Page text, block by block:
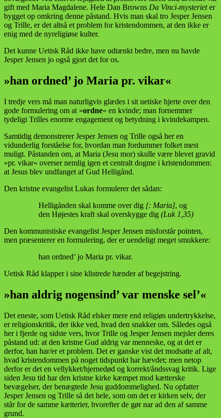
gift med Maria Magdalene. Hele Dan Browns Da Vinci-mysterieter
bygget op omkring denne påstand. Hvis man skal tro Jesper Jensen
og Trille, er det altså et problem for kristendommen, at den ikke er
enig med de nyreligiøse kulter.
Det kunne Uetisk Råd ikke have udtænkt bedre, men nu havde
Jesper Jensen jo også gjort det for os.
»han ordned’ jo Maria pr. vikar«
I tredje vers må man naturligvis glædes i sit uetiske hjerte over den
gode formulering om at »ordne« en kvinde; man fornemmer
tydeligt Trilles enorme engagement og betydning i kvindekampen.
Samtidig demonstrerer Jesper Jensen og Trille også her en
vidunderlig forståelse for, hvordan man fordummer folket mest
muligt. Påstanden om, at Maria (Jesu mor) skulle være blevet gravid
»pr. vikar« overser nemlig igen et centralt dogme i kristendommen:
at Jesus blev undfanget af Gud Helligånd.
Den kristne evangelist Lukas formulerer det sådan:
Helligånden skal komme over dig [: Maria], og
den Højestes kraft skal overskygge dig (Luk 1,35)
Den kommunistiske evangelist Jesper Jensen misforstår pointen,
men præsenterer en formulering, der er uendeligt meget smukkere:
han ordned’ jo Maria pr. vikar.
Uetisk Råd klapper i sine klistrede hænder af begejstring.
»han aldrig nogensind’ var menske sel’«
Det eneste, som Uetisk Råd elsker mere end religiøs undertrykkelse,
er religionskritik, der ikke ved, hvad den snakker om. Således også
her i fjerde og sidste vers, hvor Trille og Jesper Jensen mejsler deres
påstand ud: at den kristne Gud aldrig var menneske, og at det er
derfor, han har/er et problem. Det er ganske vist det modsatte af alt,
hvad kristendommen på noget tidspunkt har hævdet; men netop
derfor er det en vellykket/hjernedød og korrekt/åndssvag kritik. Lige
siden Jesu tid har den kristne kirke kæmpet mod kætterske
bevægelser, der benægtede Jesu guddommelighed. Nu opfatter
Jesper Jensen og Trille så det hele, som om det er kirken selv, der
står for de samme kætterier, hvorefter de gør nar ad den af samme
grund.